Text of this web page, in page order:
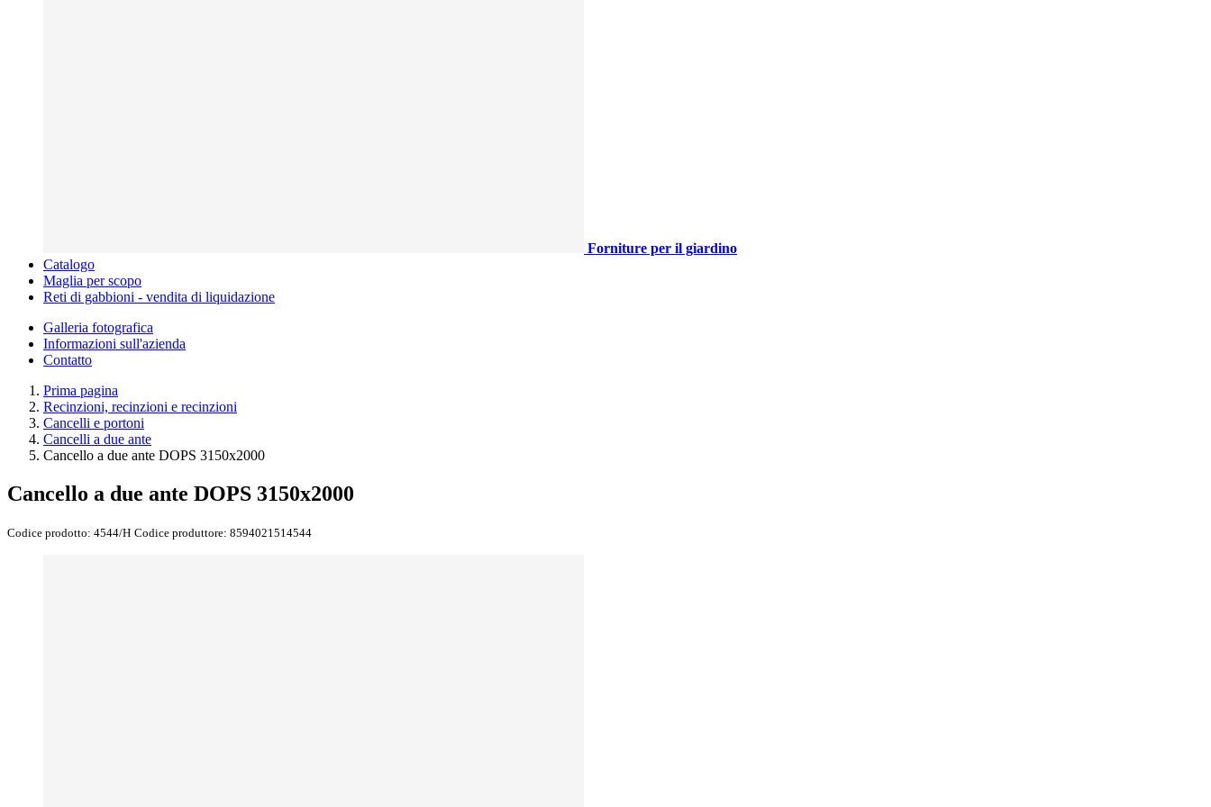
Forniture per il giardino
Catalogo
Maglia per scopo
Reti di gabbioni - vendita di liquidazione
Galleria fotografica
Informazioni sull'azienda
Contatto
Prima pagina
Recinzioni, recinzioni e recinzioni
Cancelli e portoni
Cancelli a due ante
Cancello a due ante DOPS 3150x2000
Cancello a due ante DOPS 3150x2000
Codice prodotto: 4544/H Codice produttore: 8594021514544